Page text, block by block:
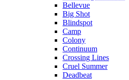
Bellevue
Big Shot
Blindspot
Camp
Colony
Continuum
Crossing Lines
Cruel Summer
Deadbeat